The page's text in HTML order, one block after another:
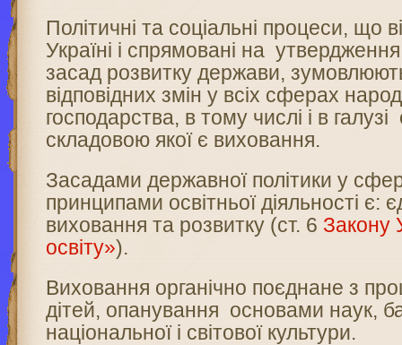
Політичні та соціальні процеси, що
Україні і спрямовані на
засад розвитку держави,
відповідних змін у всіх сферах
господарства, в тому числі і в галузі
складовою якої є виховання.
Засадами державної політики у
принципами освітньої діяльності є:
виховання та розвитку (ст. 6 Закону
освіту»).
Виховання органічно поєднане з
дітей, опанування основами наук,
національної і світової культури.